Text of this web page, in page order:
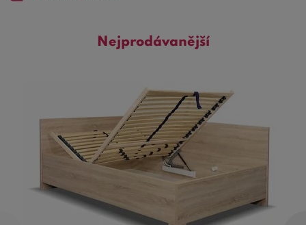
dostatečně velký pro komfortní spánek dvou osob, a
snadno zapojí do jakéhokoli interiéru, ať už preferujete
moderní nebo klasický styl.
Všechny našeManželské postele 140x200
vyrobeny z pevných a odolných materiálů, což zaručuje
jejich dlouhou životnost. Nabízíme širokou škálu
materiálů od tradičního masivního dřeva po moderní
kovové rámy, aby každý našel to, co mu vyhovuje.
Nejprodávanější